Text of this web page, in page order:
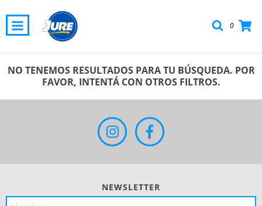
0
NO TENEMOS RESULTADOS PARA TU BÚSQUEDA. POR
FAVOR, INTENTÁ CON OTROS FILTROS.
NEWSLETTER